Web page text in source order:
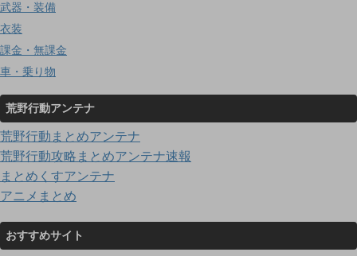
武器・装備
衣装
課金・無課金
車・乗り物
荒野行動アンテナ
荒野行動まとめアンテナ
荒野行動攻略まとめアンテナ速報
まとめくすアンテナ
アニメまとめ
おすすめサイト